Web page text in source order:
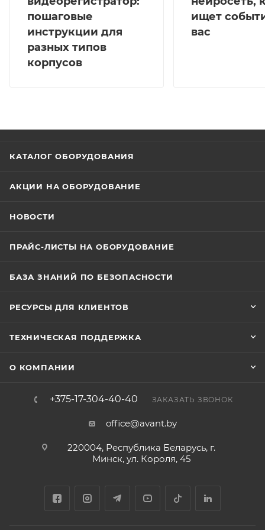
пошаговые
инструкции для
разных типов
корпусов
ищет
вас
КАТАЛОГ ОБОРУДОВАНИЯ
АКЦИИ НА ОБОРУДОВАНИЕ
НОВОСТИ
ПРАЙС-ЛИСТЫ НА ОБОРУДОВАНИЕ
БАЗА ЗНАНИЙ ПО БЕЗОПАСНОСТИ
РЕСУРСЫ ДЛЯ КЛИЕНТОВ
ТЕХНИЧЕСКАЯ ПОДДЕРЖКА
О КОМПАНИИ
+375-17-304-40-40 ЗАКАЗАТЬ ЗВОНОК
office@avant.by
220004, Республика Беларусь, г.
Минск, ул. Короля, 45